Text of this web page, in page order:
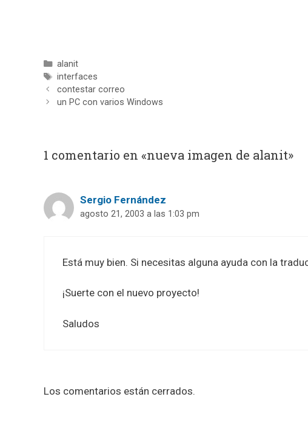
Categorías
alanit
Etiquetas
interfaces
contestar correo
un PC con varios Windows
1 comentario en «nueva imagen de alanit»
Sergio Fernández
agosto 21, 2003 a las 1:03 pm
Está muy bien. Si necesitas alguna ayuda con la
¡Suerte con el nuevo proyecto!
Saludos
Los comentarios están cerrados.